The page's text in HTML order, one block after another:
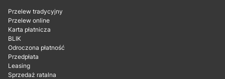
Przelew tradycyjny
Przelew online
Karta płatnicza
BLIK
Odroczona płatność
Przedpłata
Leasing
Sprzedaż ratalna